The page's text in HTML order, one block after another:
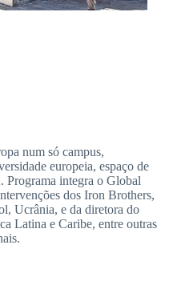
num só campus,
europeia, espaço de
Programa integra o Global
dos Iron Brothers,
Ucrânia, e da diretora do
Latina e Caribe, entre outras